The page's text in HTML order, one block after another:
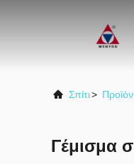
Σπίτι>
Γέμισμα